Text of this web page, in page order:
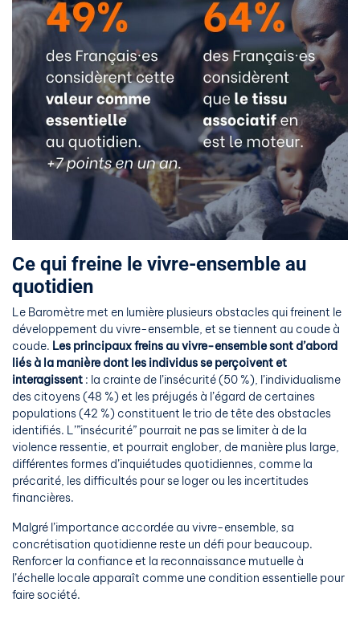
Ce qui freine le vivre-ensemble au
quotidien
Le Baromètre met en lumière plusieurs obstacles qui freinent le
développement du vivre-ensemble, et se tiennent au coude à
coude. Les principaux freins au vivre-ensemble sont d’abord
liés à la manière dont les individus se perçoivent et
interagissent : la crainte de l’insécurité (50 %), l’individualisme
des citoyens (48 %) et les préjugés à l’égard de certaines
populations (42 %) constituent le trio de tête des obstacles
identifiés. L’”insécurité” pourrait ne pas se limiter à de la
violence ressentie, et pourrait englober, de manière plus large,
différentes formes d’inquiétudes quotidiennes, comme la
précarité, les difficultés pour se loger ou les incertitudes
financières.
Malgré l’importance accordée au vivre-ensemble, sa
concrétisation quotidienne reste un défi pour beaucoup.
Renforcer la confiance et la reconnaissance mutuelle à
l’échelle locale apparaît comme une condition essentielle pour
faire société.